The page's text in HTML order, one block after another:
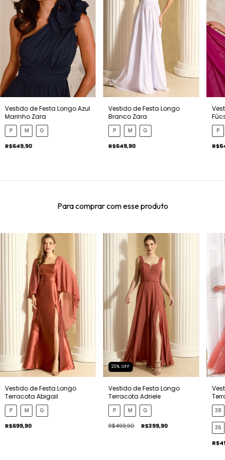
Vestido de Festa Longo Azul
Marinho Zara
P M G
R$649,90
Vestido de Festa Longo
Branco Zara
P M G
R$649,90
P
Para comprar com esse produto
Vestido de Festa Longo
Terracota Abigail
P M G
R$699,90
20% OFF
Vestido de Festa Longo
Terracota Adriele
P M G
R$499,90 R$399,90
38
36